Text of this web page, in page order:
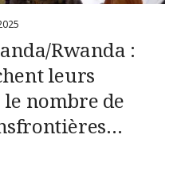
Rwanda :
leurs
nombre de